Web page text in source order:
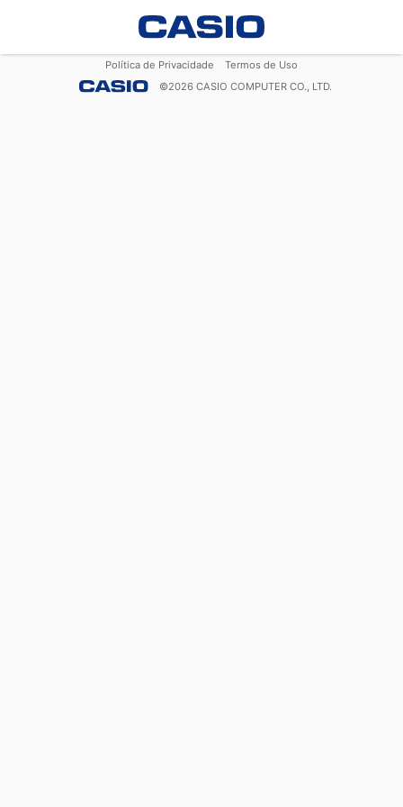
Política de Privacidade
Termos de Uso
©2026 CASIO COMPUTER CO., LTD.